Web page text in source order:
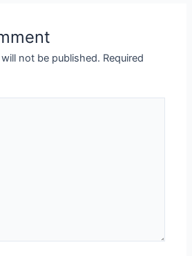
not be published. Required